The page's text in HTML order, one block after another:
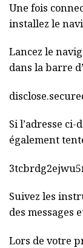
Une fois
installez le
Lancez le
dans la barre
Si l’adresse
également
Suivez les
des messages
Lors de votre